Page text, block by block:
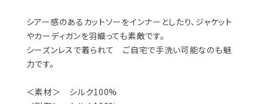
シアー感のあるカットソーをインナーとしたり、ジャケット
やカーディガンを羽織っても素敵です。
シーズンレスで着られて ご自宅で手洗い可能なのも魅
力です。
＜素材＞ シルク100%